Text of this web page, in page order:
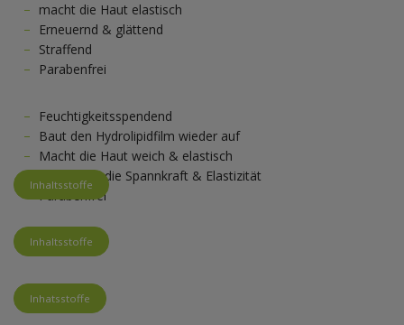
macht die Haut elastisch
Erneuernd & glättend
Straffend
Parabenfrei
Feuchtigkeitsspendend
Baut den Hydrolipidfilm wieder auf
Macht die Haut weich & elastisch
Verbessert die Spannkraft & Elastizität
Parabenfrei
Inhaltsstoffe
Inhaltsstoffe
Inhatsstoffe